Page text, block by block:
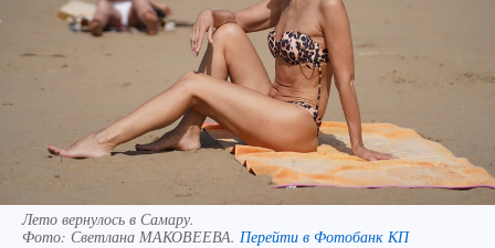
Лето вернулось в Самару.
Фото: Светлана МАКОВЕЕВА. Перейти в Фотобанк КП